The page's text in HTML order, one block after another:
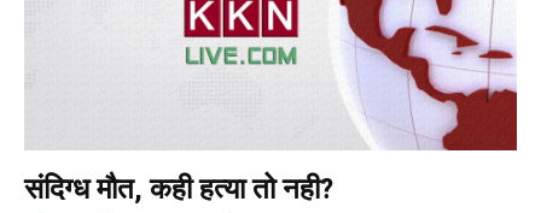
संदिग्ध मौत, कही हत्या तो नही?